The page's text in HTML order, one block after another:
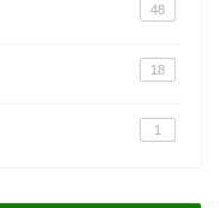
48
18
1